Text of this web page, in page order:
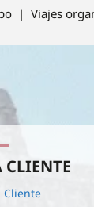
| Viajes
CLIENTE
Cliente